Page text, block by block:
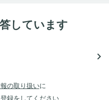
しています
navigate_next
の取り扱いに
録をしてください